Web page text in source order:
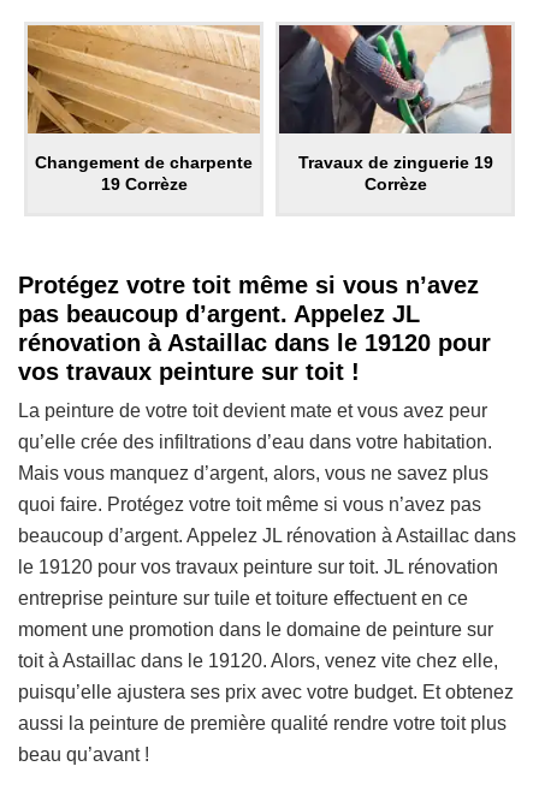
Changement de charpente
19 Corrèze
Travaux de zinguerie 19
Corrèze
Protégez votre toit même si vous n’avez
pas beaucoup d’argent. Appelez JL
rénovation à Astaillac dans le 19120 pour
vos travaux peinture sur toit !
La peinture de votre toit devient mate et vous avez peur
qu’elle crée des infiltrations d’eau dans votre habitation.
Mais vous manquez d’argent, alors, vous ne savez plus
quoi faire. Protégez votre toit même si vous n’avez pas
beaucoup d’argent. Appelez JL rénovation à Astaillac dans
le 19120 pour vos travaux peinture sur toit. JL rénovation
entreprise peinture sur tuile et toiture effectuent en ce
moment une promotion dans le domaine de peinture sur
toit à Astaillac dans le 19120. Alors, venez vite chez elle,
puisqu’elle ajustera ses prix avec votre budget. Et obtenez
aussi la peinture de première qualité rendre votre toit plus
beau qu’avant !